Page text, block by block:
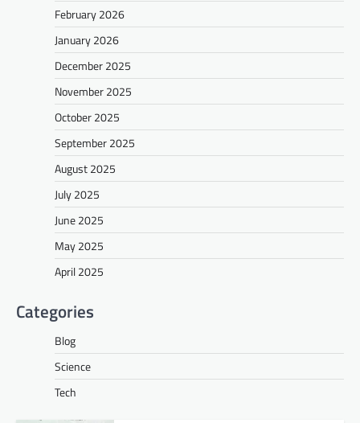
February 2026
January 2026
December 2025
November 2025
October 2025
September 2025
August 2025
July 2025
June 2025
May 2025
April 2025
Categories
Blog
Science
Tech